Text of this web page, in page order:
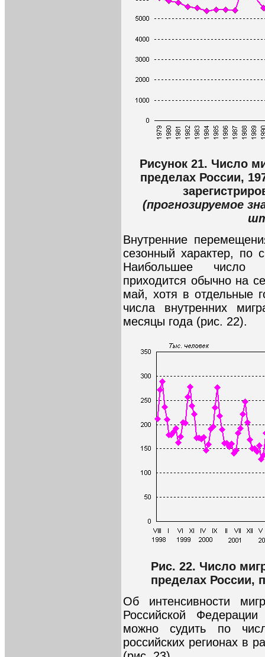
Рисунок 21. Число
пределах России,
(прогнозируемое
Внутренние
сезонный характер, по
Наибольшее число
приходится обычно на
май, хотя в отдельные
числа внутренних
месяцы года (рис. 22).
Рис. 22. Число
пределах России,
Об интенсивности
Российской
можно судить по
российских регионах в